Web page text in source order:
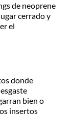
de neoprene
cerrado y
el
donde
bien o
insertos